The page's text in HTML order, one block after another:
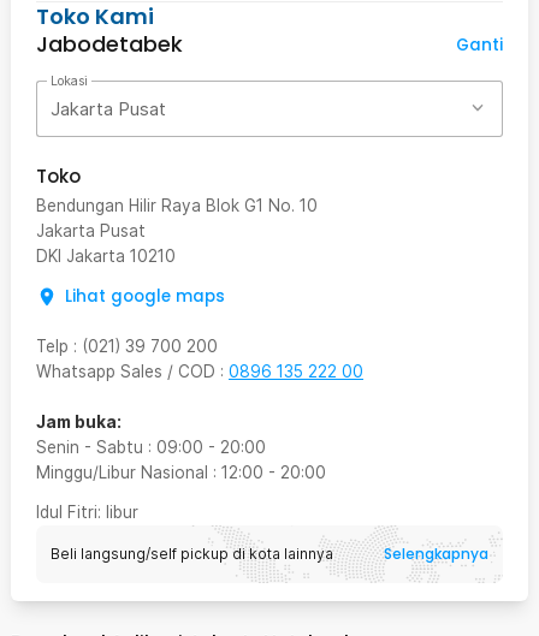
Toko Kami
Jabodetabek
Ganti
Lokasi
Jakarta Pusat
Toko
Bendungan Hilir Raya Blok G1 No. 10
Jakarta Pusat
DKI Jakarta 10210
Lihat google maps
Telp : (021) 39 700 200
Whatsapp Sales / COD : 0896 135 222 00
Jam buka:
Senin - Sabtu : 09:00 - 20:00
Minggu/Libur Nasional : 12:00 - 20:00
Idul Fitri: libur
Beli langsung/self pickup di kota lainnya Selengkapnya